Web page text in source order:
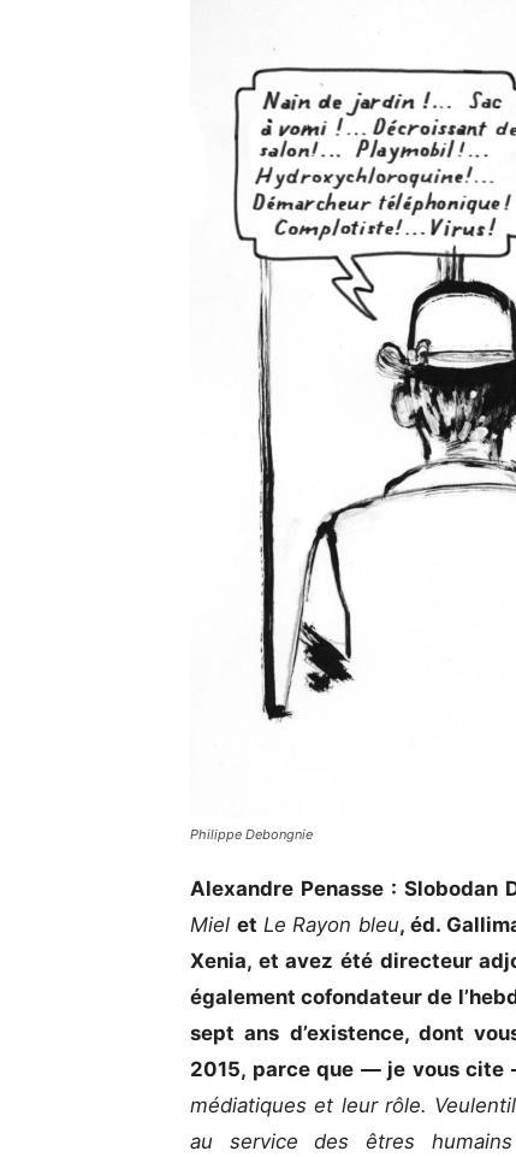
Philippe Debongnie
Alexandre Penasse : Slobodan
Miel et Le Rayon bleu, éd.
Xenia, et avez été directeur
également cofondateur de
sept ans d’existence, dont
2015, parce que — je vous cite
médiatiques et leur rôle.
au service des êtres